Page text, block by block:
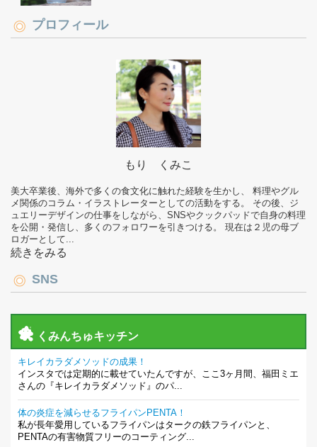
プロフィール
もり くみこ
美大卒業後、海外で多くの食文化に触れた経験を生かし、 料理やグル
メ関係のコラム・イラストレーターとしての活動をする。 その後、ジ
ュエリーデザインの仕事をしながら、SNSやクックパッドで自身の料理
を公開・発信し、多くのフォロワーを引きつける。 現在は２児の母ブ
ロガーとして...
続きをみる
SNS
くみんちゅキッチン
キレイカラダメソッドの成果！
インスタでは定期的に載せていたんですが、ここ3ヶ月間、福田ミエ
さんの『キレイカラダメソッド』のパ...
体の炎症を減らせるフライパンPENTA！
私が長年愛用しているフライパンはタークの鉄フライパンと、
PENTAの有害物質フリーのコーティング...